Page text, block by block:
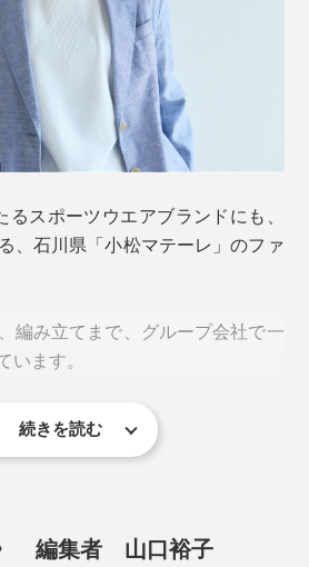
造の経（たて）編みのナイロンニ
程で、加熱収縮。ゆるいバネがギ
、押し返す力を高めています。
と伸びて、手を離せば元通り。
、生地が濡れた感覚になる前に乾
ず、いつもサラサラ。気加熱によ
れるので、ひんやりとした着心地
、制菌機能（SEKマーク取得）
も効果を持続。頼もしさも、ちゃ
るスポーツウエアブランドにも、
、石川県「小松マテーレ」のファ
編み立てまで、グループ会社で一
ます。
続きを読む
》 編集者 山口裕子